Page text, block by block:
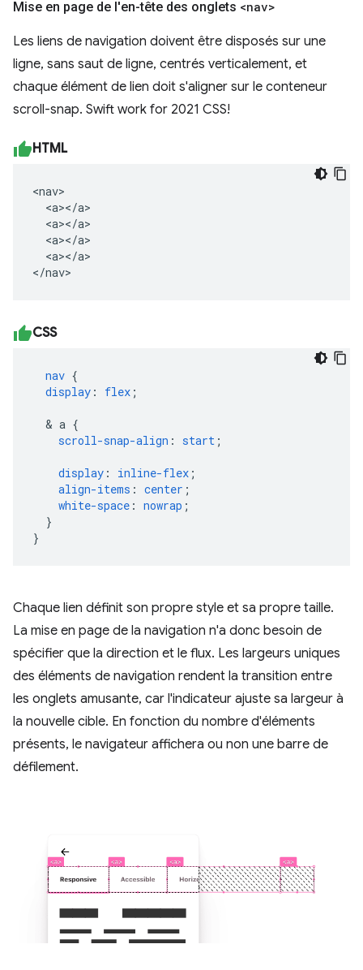
Mise en page de l'en-tête des onglets <nav>
Les liens de navigation doivent être disposés sur une
ligne, sans saut de ligne, centrés verticalement, et
chaque élément de lien doit s'aligner sur le conteneur
scroll-snap. Swift work for 2021 CSS!
HTML
<nav>
  <a></a>
  <a></a>
  <a></a>
  <a></a>
</nav>
CSS
nav {
display : flex ;
& a {
scroll-snap-align : start ;
display : inline-flex ;
align-items : center ;
white-space : nowrap ;
}
}
Chaque lien définit son propre style et sa propre taille.
La mise en page de la navigation n'a donc besoin de
spécifier que la direction et le flux. Les largeurs uniques
des éléments de navigation rendent la transition entre
les onglets amusante, car l'indicateur ajuste sa largeur à
la nouvelle cible. En fonction du nombre d'éléments
présents, le navigateur affichera ou non une barre de
défilement.